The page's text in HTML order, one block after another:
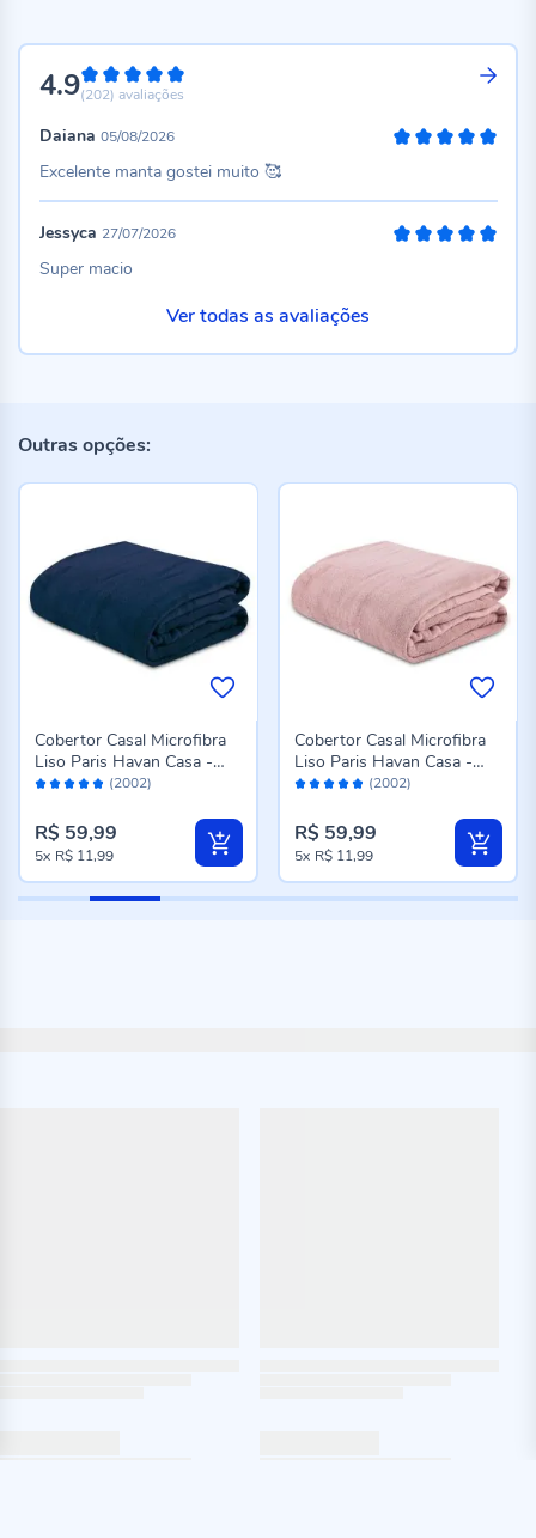
4.998%
(202) avaliações
Daiana 05/08/2026
Excelente manta gostei muito 🥰
Jessyca 27/07/2026
Super macio
Ver todas as avaliações
Outras opções:
Avaliação: (2002)
Cobertor Casal Microfibra
Liso Paris Havan Casa -
Azul Profundo
R$ 59,99
5x R$ 11,99
Avaliação: (2002)
Cobertor Casal Microfibra
Liso Paris Havan Casa -
Rose
R$ 59,99
5x R$ 11,99